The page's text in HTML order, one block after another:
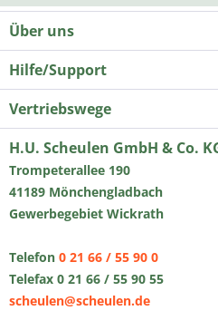
Über uns
Hilfe/Support
Vertriebswege
H.U. Scheulen GmbH & Co.
Trompeterallee 190
41189 Mönchengladbach
Gewerbegebiet Wickrath
Telefon 0 21 66 / 55 90 0
Telefax 0 21 66 / 55 90 55
scheulen@scheulen.de